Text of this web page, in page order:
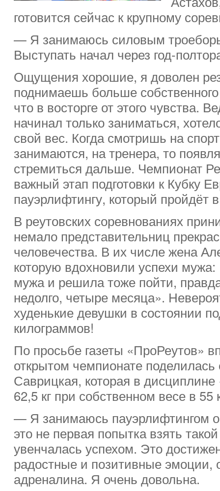
готовится сейчас к крупному
— Я занимаюсь силовым
Выступать начал через год-
Ощущения хорошие, я доволен
поднимаешь больше
что в восторге от этого чувства.
начинал только заниматься,
свой вес. Когда смотришь на
занимаются, на тренера, то
стремиться дальше. Чемпионат
важный этап подготовки к Кубку
пауэрлифтингу, который пройдёт
В реутовских соревнованиях
немало представительниц
человечества. В их числе жена
которую вдохновили успехи
мужа и решила тоже пойти,
недолго, четыре месяца».
худенькие девушки в состоянии
килограммов!
По просьбе газеты «ПроРеутов»
открытом чемпионате поделилась
Саврицкая, которая в
62,5 кг при собственном весе в
— Я занимаюсь пауэрлифтингом
это не первая попытка взять
увенчалась успехом. Это
радостные и позитивные
адреналина. Я очень довольна.